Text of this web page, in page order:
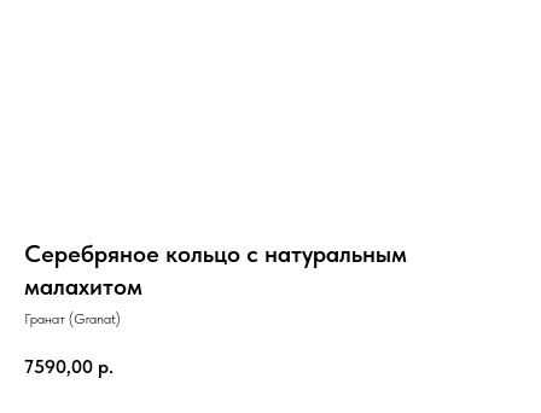
Серебряное кольцо с натуральным
малахитом
Гранат (Granat)
7590,00 р.